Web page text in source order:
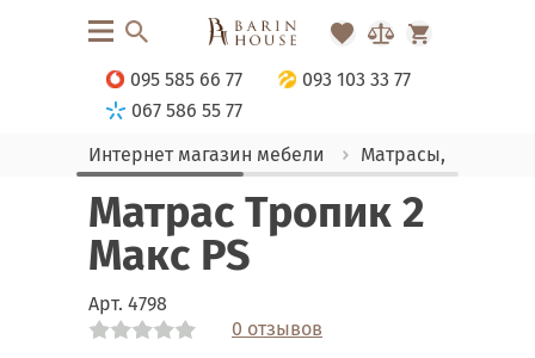
095 585 66 77
093 103 33 77
067 586 55 77
Интернет магазин мебели
Матрасы, текстиль
Матрас Тропик 2
Макс PS
Арт. 4798
0 отзывов